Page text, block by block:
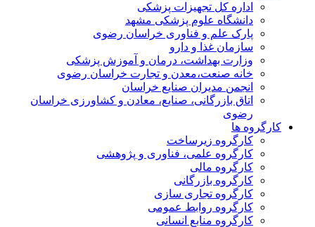
اداره کل تجهیزات پزشکی
دانشگاه علوم پزشکی مشهد
پارک علم و فناوری خراسان رضوی
سازمان غذا و دارو
وزارت بهداشت، درمان و آموزش پزشکی
خانه صنعت،معدن و تجارت خراسان رضوی
انجمن مدیران صنایع خراسان
اتاق بازرگانی، صنایع، معادن و کشاورزی خراسان
رضوی
کارگروه ها
کارگروه زیرساخت
کارگروه علمی، فناوری و پژوهشی
کارگروه مالی
کارگروه بازرگانی
کارگروه تجاری سازی
کارگروه روابط عمومی
کارگروه منابع انسانی